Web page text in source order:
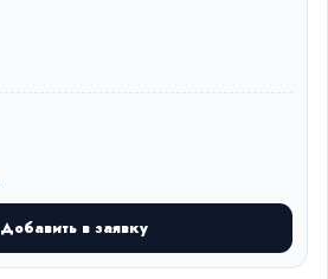
Добавить в заявку